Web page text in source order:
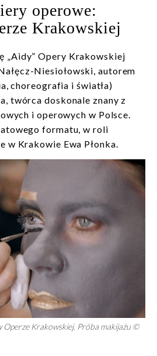
operowe:
Krakowskiej
„Aidy” Opery Krakowskiej
Niesiołowski, autorem
choreografia i światła)
twórca doskonale znany z
i operowych w Polsce.
formatu, w roli
w Krakowie Ewa Płonka.
Operze Krakowskiej. Próba makijażu ©